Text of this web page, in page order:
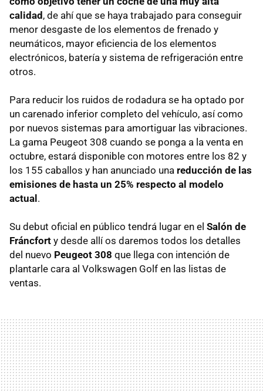
calidad , de ahí que se haya trabajado para conseguir
menor desgaste de los elementos de frenado y
neumáticos, mayor eficiencia de los elementos
electrónicos, batería y sistema de refrigeración entre
otros.
Para reducir los ruidos de rodadura se ha optado por
un carenado inferior completo del vehículo, así como
por nuevos sistemas para amortiguar las vibraciones.
La gama Peugeot 308 cuando se ponga a la venta en
octubre, estará disponible con motores entre los 82 y
los 155 caballos y han anunciado una reducción de las
emisiones de hasta un 25% respecto al modelo
actual .
Su debut oficial en público tendrá lugar en el Salón de
Fráncfort y desde allí os daremos todos los detalles
del nuevo Peugeot 308 que llega con intención de
plantarle cara al Volkswagen Golf en las listas de
ventas.